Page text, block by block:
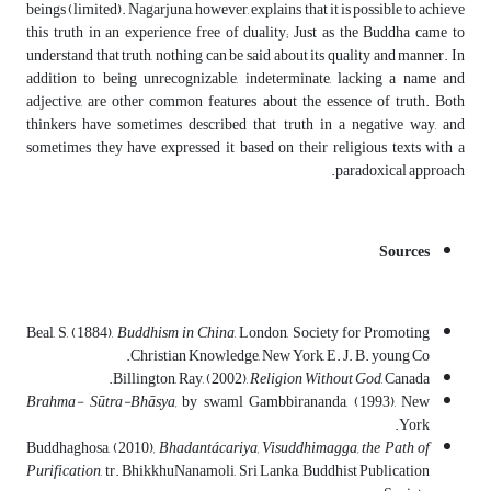
beings (limited). Nagarjuna, however, explains that it is possible to achieve
this truth in an experience free of duality; Just as the Buddha came to
understand that truth, nothing can be said about its quality and manner. In
addition to being unrecognizable, indeterminate, lacking a name and
adjective, are other common features about the essence of truth. Both
thinkers have sometimes described that truth in a negative way, and
sometimes they have expressed it based on their religious texts with a
paradoxical approach.
Sources
Beal, S, (1884),Buddhism in China, London, Society for Promoting
Christian Knowledge, New York, E. J. B. young Co.
Billington, Ray, (2002),Religion Without God, Canada.
Brahma- Sūtra-Bhāsya,by swaml Gambbirananda, (1993), New
York.
Buddhaghosa, (2010), Bhadantácariya, Visuddhimagga, the Path of
Purification, tr. BhikkhuNanamoli, Sri Lanka‌, Buddhist‌ Publication